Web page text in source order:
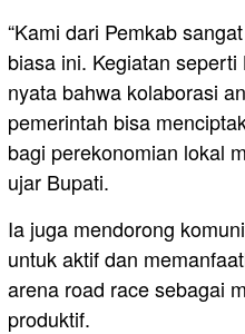
“Kami dari Pemkab
biasa ini. Kegiatan
nyata bahwa kolaborasi
pemerintah bisa
bagi perekonomian lokal
ujar Bupati.
Ia juga mendorong
untuk aktif dan
arena road race sebagai
produktif.